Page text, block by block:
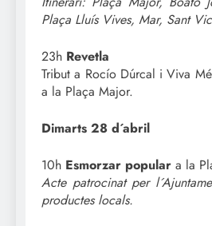
Plaça Lluís Vives, Mar, Sant
23h Revetla
Tribut a Rocío Dúrcal i Viva
a la Plaça Major.
Dimarts 28 d´abril
10h Esmorzar popular a la
Acte patrocinat per
productes locals.